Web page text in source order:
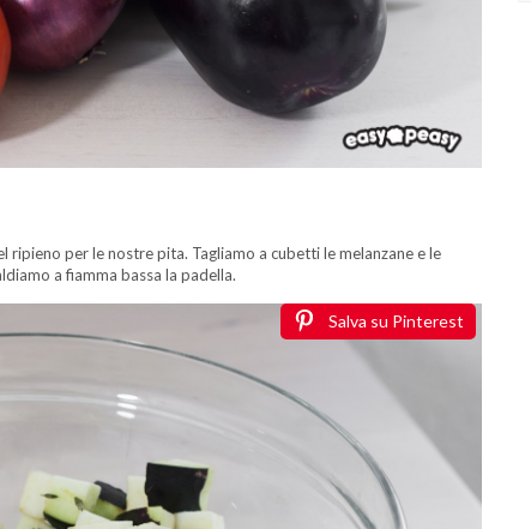
per le nostre pita. Tagliamo a cubetti le melanzane e le
a fiamma bassa la padella.
Salva su Pinterest